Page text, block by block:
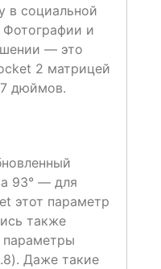
в социальной
Фотографии и
— это
2 матрицей
дюймов.
93° — для
этот параметр
также
параметры
Даже такие